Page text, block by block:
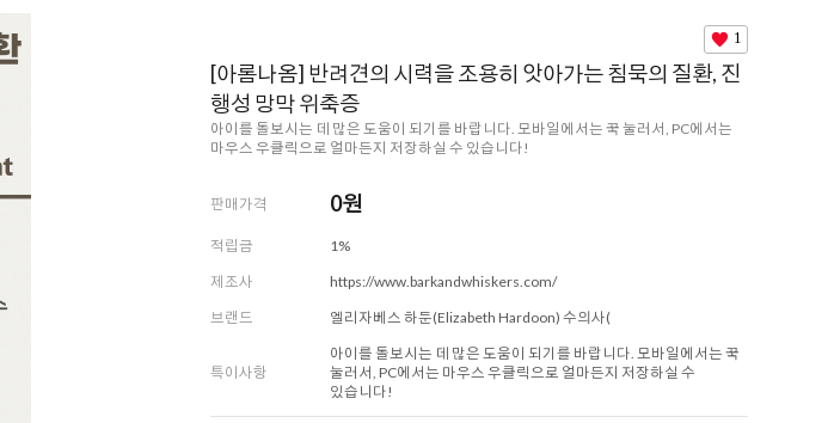
1
[아롬나옴] 반려견의 시력을 조용히 앗아가는 침묵의 질환, 진
행성 망막 위축증
아이를 돌보시는 데 많은 도움이 되기를 바랍니다. 모바일에서는 꾹 눌러서, PC에서는
마우스 우클릭으로 얼마든지 저장하실 수 있습니다!
판매가격 0원
적립금
1%
제조사
https://www.barkandwhiskers.com/
브랜드
엘리자베스 하둔(Elizabeth Hardoon) 수의사(
특이사항
아이를 돌보시는 데 많은 도움이 되기를 바랍니다. 모바일에서는 꾹
눌러서, PC에서는 마우스 우클릭으로 얼마든지 저장하실 수
있습니다!